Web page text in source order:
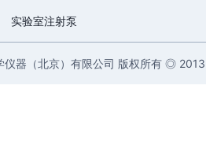
实验室注射泵
仪器（北京）有限公司 版权所有 ◎